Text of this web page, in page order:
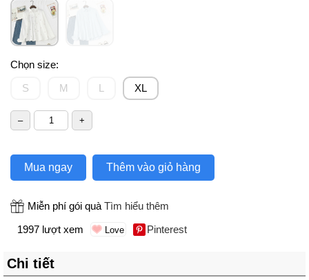
Chọn size:
S
M L XL
Mua ngay Thêm vào giỏ hàng
Miễn phí gói quà Tìm hiểu thêm
1997 lượt xem
Pinterest
Chi tiết